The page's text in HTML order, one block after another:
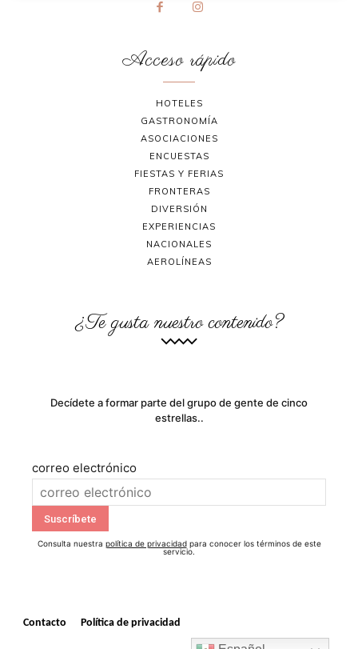
Acceso rápido
HOTELES
GASTRONOMÍA
ASOCIACIONES
ENCUESTAS
FIESTAS Y FERIAS
FRONTERAS
DIVERSIÓN
EXPERIENCIAS
NACIONALES
AEROLÍNEAS
¿Te gusta nuestro contenido?
Decídete a formar parte del grupo de gente de cinco
estrellas..
correo electrónico
Consulta nuestra política de privacidadpara conocer los términos de este
servicio.
Contacto Política de privacidad